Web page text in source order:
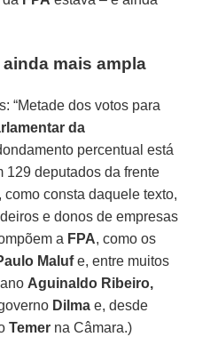
mais ampla
“Metade dos votos para
da
percentual está
129 deputados da frente
consta daquele texto,
e donos de empresas
a FPA, como os
Malufe, entre muitos
Aguinaldo Ribeiro,
Dilma e, desde
Temer na Câmara.)